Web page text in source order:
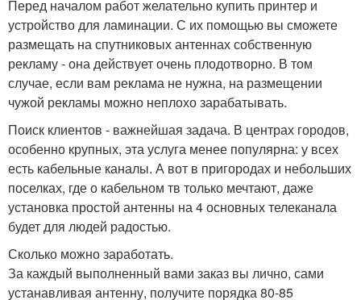
Перед началом работ желательно купить принтер и
устройство для ламинации. С их помощью вы сможете
размещать на спутниковых антеннах собственную
рекламу - она действует очень плодотворно. В том
случае, если вам реклама не нужна, на размещении
чужой рекламы можно неплохо зарабатывать.
Поиск клиентов - важнейшая задача. В центрах городов,
особенно крупных, эта услуга менее популярна: у всех
есть кабельные каналы. А вот в пригородах и небольших
поселках, где о кабельном тв только мечтают, даже
установка простой антенны на 4 основных телеканала
будет для людей радостью.
Сколько можно заработать.
За каждый выполненный вами заказ вы лично, сами
устанавливая антенну, получите порядка 80-85